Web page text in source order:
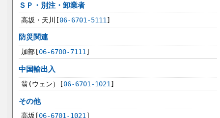
ＳＰ・別注・卸業者
高坂・天川[06-6701-5111 ]
防災関連
加部[06-6700-7111]
中国輸出入
翁(ウェン）[06-6701-1021 ]
その他
高坂[06-6701-1021]